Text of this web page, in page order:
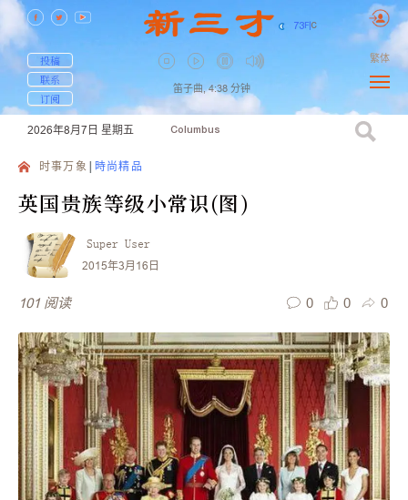
73F| C
投稿
联系
订阅
笛子曲, 4:38 分钟
繁体
2026年8月7日 星期五 Columbus
时事万象 時尚精品
英国贵族等级小常识(图)
Super User
2015年3月16日
101 阅读 0 0 0